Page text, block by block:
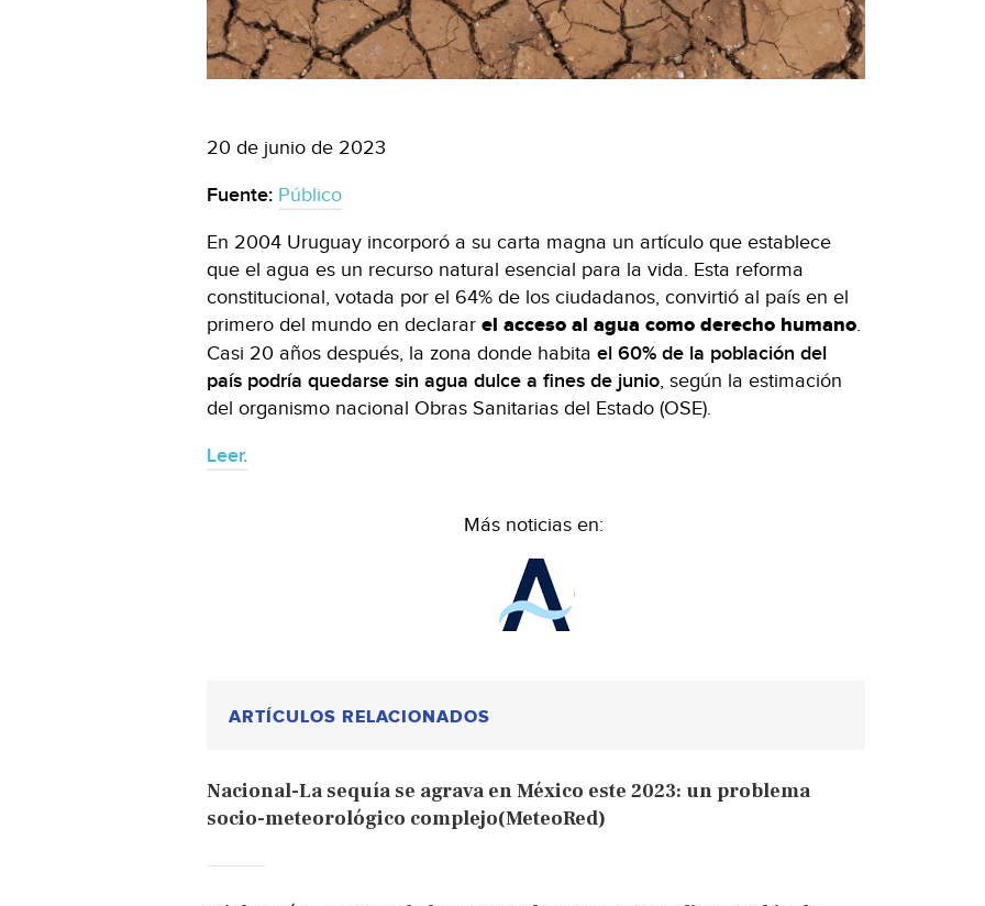
20 de junio de 2023
Fuente: Público
En 2004 Uruguay incorporó a su carta magna un artículo que establece
que el agua es un recurso natural esencial para la vida. Esta reforma
constitucional, votada por el 64% de los ciudadanos, convirtió al país en el
primero del mundo en declarar el acceso al agua como derecho humano.
Casi 20 años después, la zona donde habita el 60% de la población del
país podría quedarse sin agua dulce a fines de junio, según la estimación
del organismo nacional Obras Sanitarias del Estado (OSE).
Leer.
Más noticias en:
ARTÍCULOS RELACIONADOS
Nacional-La sequía se agrava en México este 2023: un problema
socio-meteorológico complejo(MeteoRed)